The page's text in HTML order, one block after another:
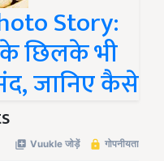
Story:
छिलके भी
जानिए कैसे